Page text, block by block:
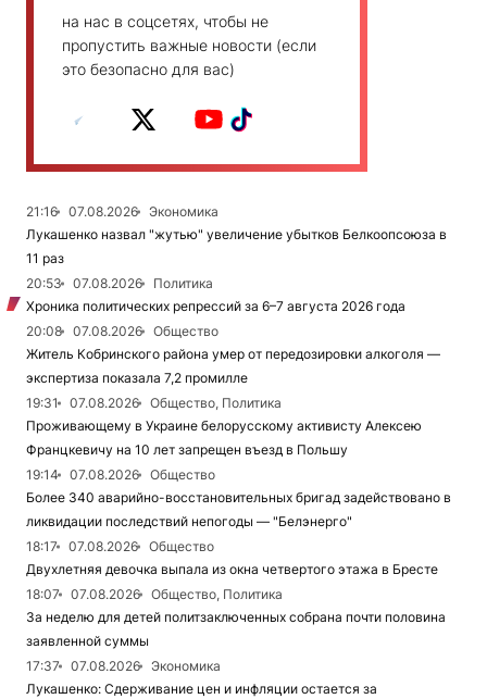
на нас в соцсетях, чтобы не
пропустить важные новости (если
это безопасно для вас)
21:16 07.08.2026
Экономика
Лукашенко назвал "жутью" увеличение убытков Белкоопсоюза в
11 раз
20:53
07.08.2026
Политика
Хроника политических репрессий за 6–7 августа 2026 года
20:08
07.08.2026
Общество
Житель Кобринского района умер от передозировки алкоголя —
экспертиза показала 7,2 промилле
19:31
07.08.2026
Общество, Политика
Проживающему в Украине белорусскому активисту Алексею
Францкевичу на 10 лет запрещен въезд в Польшу
19:14
07.08.2026
Общество
Более 340 аварийно-восстановительных бригад задействовано в
ликвидации последствий непогоды — "Белэнерго"
18:17
07.08.2026
Общество
Двухлетняя девочка выпала из окна четвертого этажа в Бресте
18:07
07.08.2026
Общество, Политика
За неделю для детей политзаключенных собрана почти половина
заявленной суммы
17:37
07.08.2026
Экономика
Лукашенко: Сдерживание цен и инфляции остается за